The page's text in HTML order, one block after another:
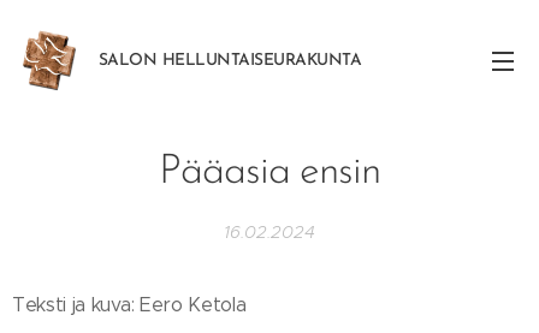
SALON HELLUNTAISEURAKUNTA
Pääasia ensin
16.02.2024
Teksti ja kuva: Eero Ketola